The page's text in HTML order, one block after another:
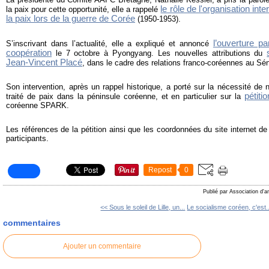
la paix pour cette opportunité, elle a rappelé le rôle de l'organisation
la paix lors de la guerre de Corée (1950-1953).
S’inscrivant dans l’actualité, elle a expliqué et annoncé
l’ouverture
coopération le 7 octobre à Pyongyang. Les nouvelles attributions du
Jean-Vincent Placé, dans le cadre des relations franco-coréennes au
Son intervention, après un rappel historique, a porté sur la nécessité de
traité de paix dans la péninsule coréenne, et en particulier sur la
coréenne SPARK.
Les références de la pétition ainsi que les coordonnées du site internet
participants.
Repost 0
Publié par Association
<< Sous le soleil de Lille, un... Le socialisme coréen,
commentaires
Ajouter un commentaire